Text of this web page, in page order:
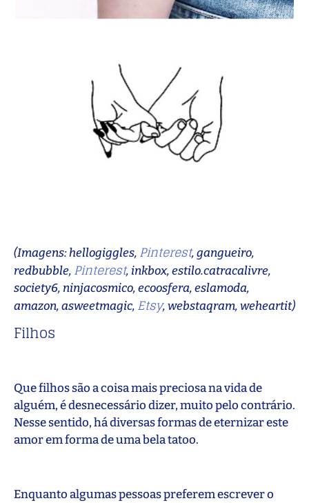
(Imagens: hellogiggles, Pinterest, gangueiro,
redbubble, Pinterest, inkbox, estilo.catracalivre,
society6, ninjacosmico, ecoosfera, eslamoda,
amazon, asweetmagic, Etsy, webstaqram, weheartit)
Filhos
Que filhos são a coisa mais preciosa na vida de
alguém, é desnecessário dizer, muito pelo contrário.
Nesse sentido, há diversas formas de eternizar este
amor em forma de uma bela tatoo.
Enquanto algumas pessoas preferem escrever o